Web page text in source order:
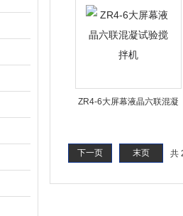
ZR4-6大屏幕液晶六联混凝
共
下一页 末页